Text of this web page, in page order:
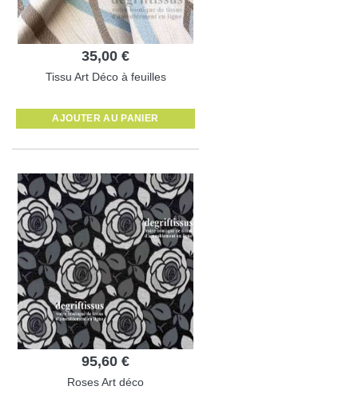
35,00 €
Tissu Art Déco à feuilles
AJOUTER AU PANIER
95,60 €
Roses Art déco